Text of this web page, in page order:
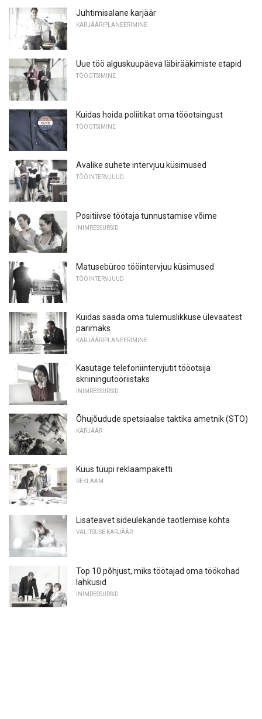
Juhtimisalane karjäär
KARJÄÄRIPLANEERIMINE
Uue töö alguskuupäeva läbirääkimiste etapid
TÖÖOTSIMINE
Kuidas hoida poliitikat oma tööotsingust
TÖÖOTSIMINE
Avalike suhete intervjuu küsimused
TÖÖINTERVJUUD
Positiivse töötaja tunnustamise võime
INIMRESSURSID
Matusebüroo tööintervjuu küsimused
TÖÖINTERVJUUD
Kuidas saada oma tulemuslikkuse ülevaatest
parimaks
KARJÄÄRIPLANEERIMINE
Kasutage telefoniintervjutit tööotsija
skriiningutööriistaks
INIMRESSURSID
Õhujõudude spetsiaalse taktika ametnik (STO)
KARJÄÄR
Kuus tüüpi reklaampaketti
REKLAAM
Lisateavet sideülekande taotlemise kohta
VALITSUSE KARJÄÄR
Top 10 põhjust, miks töötajad oma töökohad
lahkusid
INIMRESSURSID